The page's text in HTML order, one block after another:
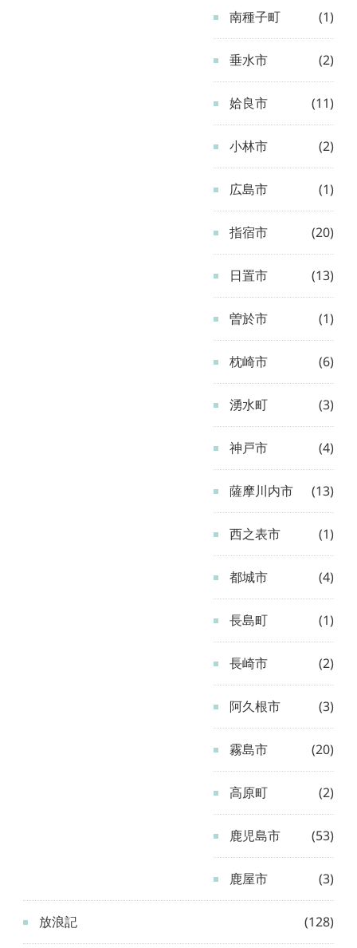
南種子町 (1)
垂水市 (2)
姶良市 (11)
小林市 (2)
広島市 (1)
指宿市 (20)
日置市 (13)
曽於市 (1)
枕崎市 (6)
湧水町 (3)
神戸市 (4)
薩摩川内市 (13)
西之表市 (1)
都城市 (4)
長島町 (1)
長崎市 (2)
阿久根市 (3)
霧島市 (20)
高原町 (2)
鹿児島市 (53)
鹿屋市 (3)
放浪記 (128)